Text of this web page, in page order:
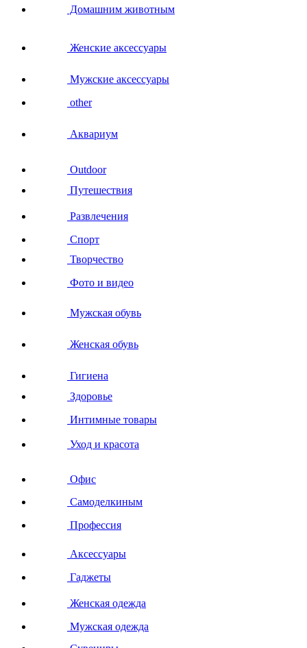
Домашним животным
Женские аксессуары
Мужские аксессуары
other
Аквариум
Outdoor
Путешествия
Развлечения
Спорт
Творчество
Фото и видео
Мужская обувь
Женская обувь
Гигиена
Здоровье
Интимные товары
Уход и красота
Офис
Самоделкиным
Профессия
Аксессуары
Гаджеты
Женская одежда
Мужская одежда